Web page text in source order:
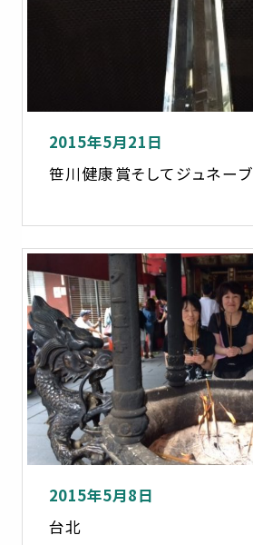
2015年5月21日
笹川健康賞そしてジュネーブ
2015年5月8日
台北